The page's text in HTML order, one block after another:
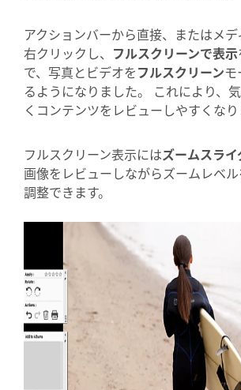
アクションバーから直接、またはメ
右クリックし、 フルスクリーンで表示
で、写真とビデオをフルスクリーンモ
るようになりました。 これにより、
くコンテンツをレビューしやすくなり
フルスクリーン表示にはズームスライ
画像をレビューしながらズームレベ
調整できます。